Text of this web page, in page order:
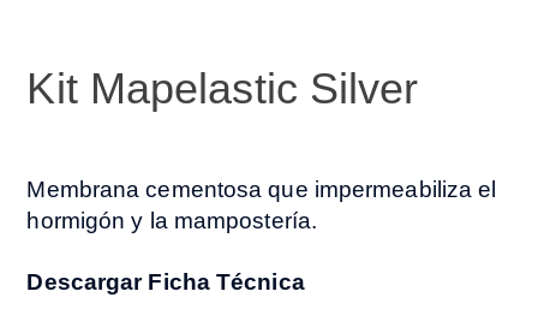
Kit Mapelastic Silver
Membrana cementosa que impermeabiliza el
hormigón y la mampostería.
Descargar Ficha Técnica